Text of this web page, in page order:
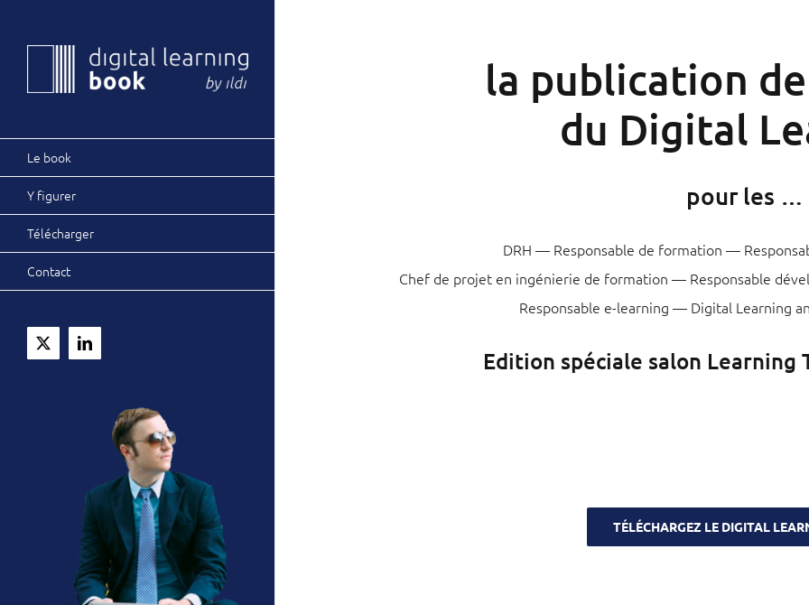
Le book
Y figurer
Télécharger
Contact
X LinkedIn
la publication
du Digital
pour les …
DRH — Responsable de formation —
Chef de projet en ingénierie de formation — Responsable
Responsable e-learning — Digital Learning
Edition spéciale salon Learning
TÉLÉCHARGEZ LE DIGITAL